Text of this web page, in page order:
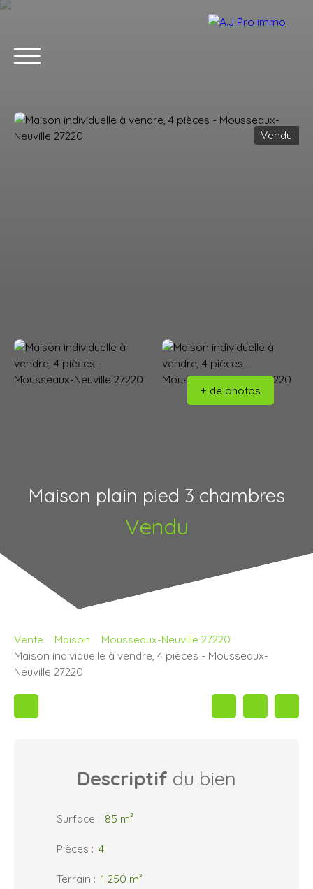
Vendu
+ de photos
Maison plain pied 3 chambres
Vendu
Vente Maison
Mousseaux-Neuville 27220
Maison individuelle à vendre, 4 pièces - Mousseaux-
Neuville 27220
Descriptif du bien
Surface : 85 m²
Pièces : 4
Terrain : 1 250 m²